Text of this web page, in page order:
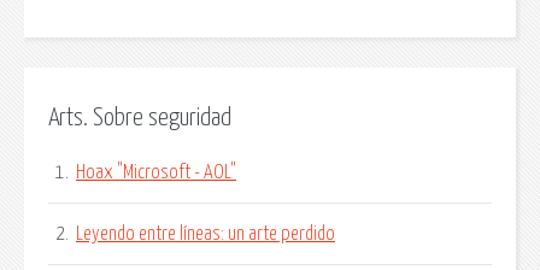
Arts. Sobre seguridad
1. Hoax "Microsoft - AOL"
2. Leyendo entre líneas: un arte perdido